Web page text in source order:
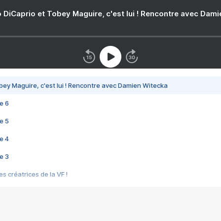
DiCaprio et Tobey Maguire, c'est lui ! Rencontre avec
Maguire, c'est lui ! Rencontre avec Damien Witecka
6
5
4
3
créatrices de la VF !